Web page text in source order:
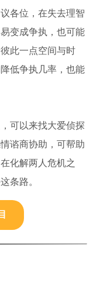
各位，在失去理智
变成争执，也可能
此一点空间与时
低争执几率，也能
可以来找大爱侦探
谘商协助，可帮助
化解两人危机之
条路。